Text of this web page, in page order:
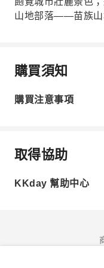
山地部落——苗族
購買須知
購買注意事項
取得協助
KKday 幫助中心